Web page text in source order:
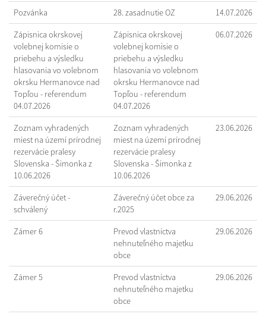
Pozvánka 28. zasadnutie OZ 14.07.2026
Zápisnica okrskovej
volebnej komisie o
priebehu a výsledku
hlasovania vo volebnom
okrsku Hermanovce nad
Topľou - referendum
04.07.2026
Zápisnica okrskovej
volebnej komisie o
priebehu a výsledku
hlasovania vo volebnom
okrsku Hermanovce nad
Topľou - referendum
04.07.2026
06.07.2026
Zoznam vyhradených
miest na území prírodnej
rezervácie pralesy
Slovenska - Šimonka z
10.06.2026
Zoznam vyhradených
miest na území prírodnej
rezervácie pralesy
Slovenska - Šimonka z
10.06.2026
23.06.2026
Záverečný účet -
schválený
Záverečný účet obce za
r.2025
29.06.2026
Zámer 6
Prevod vlastníctva
nehnuteľného majetku
obce
29.06.2026
Zámer 5
Prevod vlastníctva
nehnuteľného majetku
obce
29.06.2026